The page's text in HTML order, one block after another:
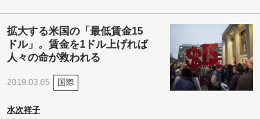
拡大する米国の「最低賃金15
ドル」。賃金を1ドル上げれば
人々の命が救われる
2019.03.05 国際
水次祥子